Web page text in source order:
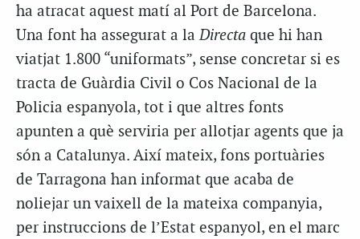
ha atracat aquest matí al Port de Barcelona.
Una font ha assegurat a laDirecta que hi han
viatjat 1.800 “uniformats”, sense concretar si es
tracta de Guàrdia Civil o Cos Nacional de la
Policia espanyola, tot i que altres fonts
apunten a què serviria per allotjar agents que ja
són a Catalunya. Així mateix, fons portuàries
de Tarragona han informat que acaba de
noliejar un vaixell de la mateixa companyia,
per instruccions de l’Estat espanyol, en el marc